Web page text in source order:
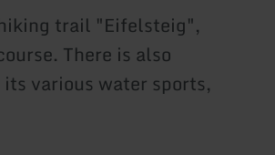
trail "Eifelsteig",
There is also
various water sports,